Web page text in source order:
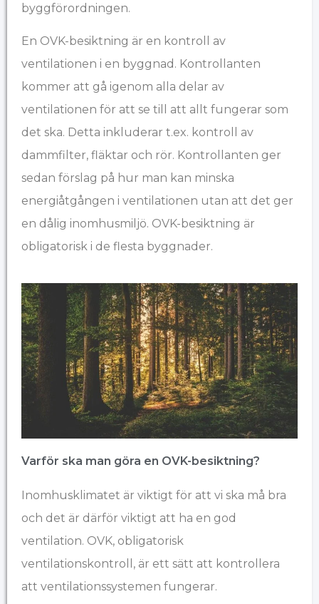
byggförordningen.
En OVK-besiktning är en kontroll av
ventilationen i en byggnad. Kontrollanten
kommer att gå igenom alla delar av
ventilationen för att se till att allt fungerar som
det ska. Detta inkluderar t.ex. kontroll av
dammfilter, fläktar och rör. Kontrollanten ger
sedan förslag på hur man kan minska
energiåtgången i ventilationen utan att det ger
en dålig inomhusmiljö. OVK-besiktning är
obligatorisk i de flesta byggnader.
Varför ska man göra en OVK-besiktning?
Inomhusklimatet är viktigt för att vi ska må bra
och det är därför viktigt att ha en god
ventilation. OVK, obligatorisk
ventilationskontroll, är ett sätt att kontrollera
att ventilationssystemen fungerar.